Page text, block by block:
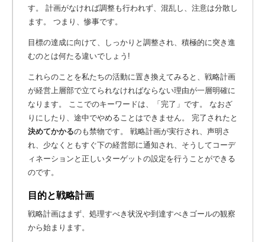
す。 計画がなければ調整も行われず、混乱し、注意は分散し
ます。 つまり、惨事です。
目標の達成に向けて、しっかりと調整され、積極的に突き進
むのとは何たる違いでしょう!
これらのことを私たちの活動に置き換えてみると、戦略計画
が経営上層部で立てられなければならない理由が一層明確に
なります。 ここでのキーワードは、「完了」です。 なおざ
りにしたり、途中でやめることはできません。 完了されたと
決めてかかるのも禁物です。
戦略計画が実行され、声明さ
れ、少なくともすぐ下の経営部に通知され、そうしてコーデ
ィネーションと正しいターゲットの設定を行うことができる
のです。
目的と戦略計画
戦略計画はまず、処理すべき状況や到達すべきゴールの観察
から始まります。